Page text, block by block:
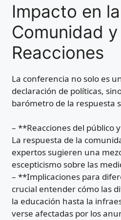
Impacto en la
Comunidad y
Reacciones
La conferencia no solo es
declaración de políticas,
barómetro de la respuesta
– **Reacciones del público
La respuesta de la
expertos sugieren una
escepticismo sobre las
– **Implicaciones para
crucial entender cómo las
la educación hasta la
verse afectadas por los